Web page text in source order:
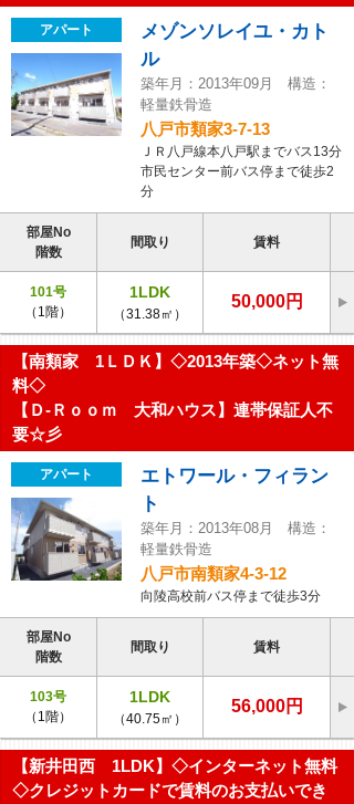
アパート
メゾンソレイユ・カト
ル
築年月：2013年09月 構造：
軽量鉄骨造
八戸市類家3-7-13
ＪＲ八戸線本八戸駅までバス13分
市民センター前バス停まで徒歩2
分
部屋No
階数
間取り 賃料
101号
（1階）
1LDK
（31.38㎡）
50,000円
【南類家 1ＬＤＫ】◇2013年築◇ネット無
料◇
【Ｄ-Ｒｏｏｍ 大和ハウス】連帯保証人不
要☆彡
アパート
エトワール・フィラン
ト
築年月：2013年08月 構造：
軽量鉄骨造
八戸市南類家4-3-12
向陵高校前バス停まで徒歩3分
部屋No
階数
間取り 賃料
103号
（1階）
1LDK
（40.75㎡）
56,000円
【新井田西 1LDK】◇インターネット無料
◇クレジットカードで賃料のお支払いでき